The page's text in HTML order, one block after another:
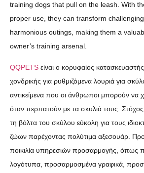
training dogs that pull on the leash. With
proper use, they can transform
harmonious outings, making them a
owner’s training arsenal.
QQPETS είναι ο κορυφαίος
χονδρικής για ρυθμιζόμενα λουριά για
αντικείμενα που οι άνθρωποι μπορούν να
όταν περπατούν με τα σκυλιά τους. Στόχος
τη βόλτα του σκύλου εύκολη για τους
ζώων παρέχοντας πολύτιμα αξεσουάρ.
ποικιλία υπηρεσιών προσαρμογής, όπως
λογότυπα, προσαρμοσμένα γραφικά,